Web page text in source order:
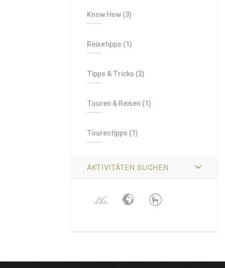
Know How (3)
Reisetipps (1)
Tipps & Tricks (2)
Touren & Reisen (1)
Tourentipps (1)
AKTIVITÄTEN SUCHEN